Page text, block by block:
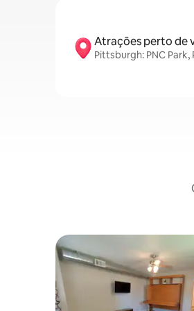
Atrações perto de
Pittsburgh: PNC